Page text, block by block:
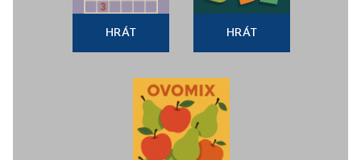
HRÁT HRÁT